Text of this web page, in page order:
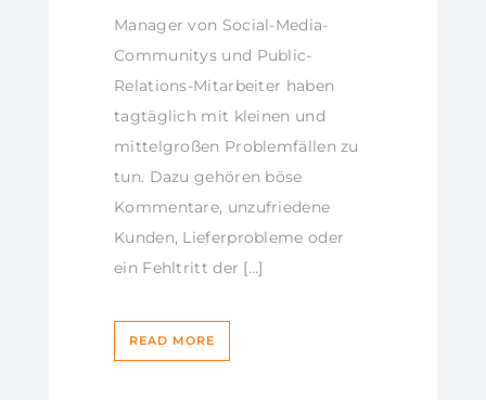
Manager von Social-Media-
Communitys und Public-
Relations-Mitarbeiter haben
tagtäglich mit kleinen und
mittelgroßen Problemfällen zu
tun. Dazu gehören böse
Kommentare, unzufriedene
Kunden, Lieferprobleme oder
ein Fehltritt der […]
READ MORE